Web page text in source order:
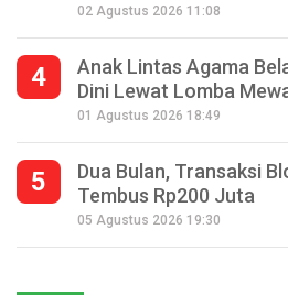
02 Agustus 2026 11:08
4
Anak Lintas Agama
Dini Lewat Lomba
01 Agustus 2026 18:49
5
Dua Bulan, Transaksi
Tembus Rp200 Juta
05 Agustus 2026 19:30
Seperempat Abad
Lima Gunung XXV